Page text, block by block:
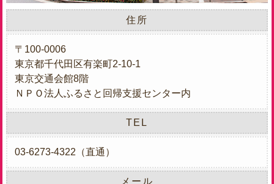
住所
〒100-0006
東京都千代田区有楽町2-10-1
東京交通会館8階
ＮＰＯ法人ふるさと回帰支援センター内
TEL
03-6273-4322（直通）
メール